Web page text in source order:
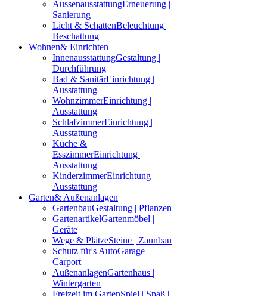
AussenausstattungErneuerung |
Sanierung
Licht & SchattenBeleuchtung |
Beschattung
Wohnen& Einrichten
InnenausstattungGestaltung |
Durchführung
Bad & SanitärEinrichtung |
Ausstattung
WohnzimmerEinrichtung |
Ausstattung
SchlafzimmerEinrichtung |
Ausstattung
Küche &
EsszimmerEinrichtung |
Ausstattung
KinderzimmerEinrichtung |
Ausstattung
Garten& Außenanlagen
GartenbauGestaltung | Pflanzen
GartenartikelGartenmöbel |
Geräte
Wege & PlätzeSteine | Zaunbau
Schutz für's AutoGarage |
Carport
AußenanlagenGartenhaus |
Wintergarten
Freizeit im GartenSpiel | Spaß |